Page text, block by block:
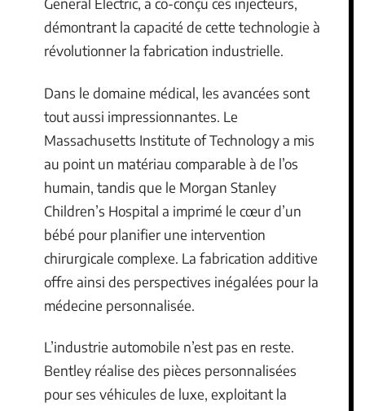
démontrant la capacité de cette technologie à
révolutionner la fabrication industrielle.
Dans le domaine médical, les avancées sont
tout aussi impressionnantes. Le
Massachusetts Institute of Technology a mis
au point un matériau comparable à de l’os
humain, tandis que le Morgan Stanley
Children’s Hospital a imprimé le cœur d’un
bébé pour planifier une intervention
chirurgicale complexe. La fabrication additive
offre ainsi des perspectives inégalées pour la
médecine personnalisée.
L’industrie automobile n’est pas en reste.
Bentley réalise des pièces personnalisées
pour ses véhicules de luxe, exploitant la